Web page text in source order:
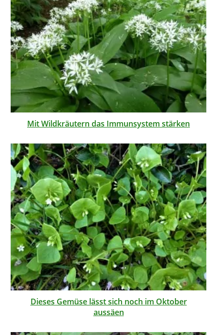
Mit Wildkräutern das Immunsystem stärken
Dieses Gemüse lässt sich noch im Oktober
aussäen